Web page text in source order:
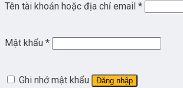
Tên tài khoản hoặc địa chỉ email *
Mật khẩu *
Ghi nhớ mật khẩu Đăng nhập